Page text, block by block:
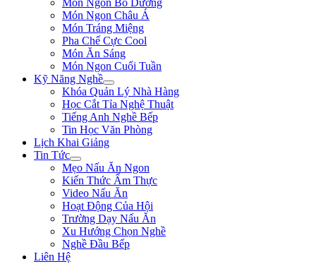
Món Ngon Bổ Dưỡng
Món Ngon Châu Á
Món Tráng Miệng
Pha Chế Cực Cool
Món Ăn Sáng
Món Ngon Cuối Tuần
Kỹ Năng Nghề
Khóa Quản Lý Nhà Hàng
Học Cắt Tỉa Nghệ Thuật
Tiếng Anh Nghề Bếp
Tin Học Văn Phòng
Lịch Khai Giảng
Tin Tức
Mẹo Nấu Ăn Ngon
Kiến Thức Ẩm Thực
Video Nấu Ăn
Hoạt Động Của Hội
Trường Dạy Nấu Ăn
Xu Hướng Chọn Nghề
Nghề Đầu Bếp
Liên Hệ